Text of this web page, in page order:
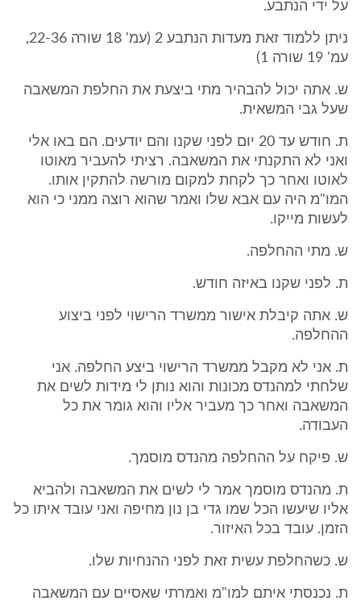
על ידי הנתבע.
ניתן ללמוד זאת מעדות הנתבע 2 (עמ' 18 שורה 22-36,
עמ' 19 שורה 1)
ש. אתה יכול להבהיר מתי ביצעת את החלפת המשאבה
שעל גבי המשאית.
ת. חודש עד 20 יום לפני שקנו והם יודעים. הם באו אלי
ואני לא התקנתי את המשאבה. רציתי להעביר מאוטו
לאוטו ואחר כך לקחת למקום מורשה להתקין אותו.
המו"מ היה עם אבא שלו ואמר שהוא רוצה ממני כי הוא
לעשות מייקו.
ש. מתי ההחלפה.
ת. לפני שקנו באיזה חודש.
ש. אתה קיבלת אישור ממשרד הרישוי לפני ביצוע
ההחלפה.
ת. אני לא מקבל ממשרד הרישוי ביצע החלפה. אני
שלחתי למהנדס מכונות והוא נותן לי מידות לשים את
המשאבה ואחר כך מעביר אליו והוא גומר את כל
העבודה.
ש. פיקח על ההחלפה מהנדס מוסמך.
ת. מהנדס מוסמך אמר לי לשים את המשאבה ולהביא
אליו שיעשו הכל שמו גדי בן נון מחיפה ואני עובד איתו כל
הזמן. עובד בכל האיזור.
ש. כשהחלפת עשית זאת לפני ההנחיות שלו.
ת. נכנסתי איתם למו"מ ואמרתי שאסיים עם המשאבה